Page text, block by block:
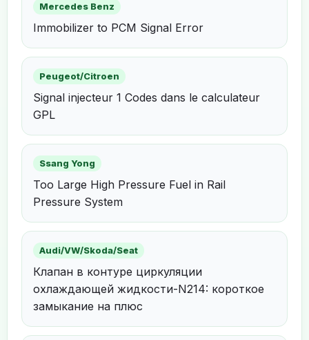
Mercedes Benz
Immobilizer to PCM Signal Error
Peugeot/Citroen
Signal injecteur 1 Codes dans le calculateur
GPL
Ssang Yong
Too Large High Pressure Fuel in Rail
Pressure System
Audi/VW/Skoda/Seat
Клапан в контуре циркуляции
охлаждающей жидкости-N214: короткое
замыкание на плюс